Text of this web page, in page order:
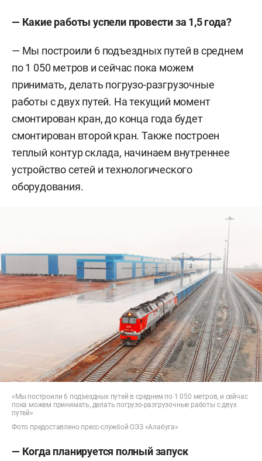
— Какие работы успели провести за 1,5 года?
— Мы построили 6 подъездных путей в среднем
по 1 050 метров и сейчас пока можем
принимать, делать погрузо-разгрузочные
работы с двух путей. На текущий момент
смонтирован кран, до конца года будет
смонтирован второй кран. Также построен
теплый контур склада, начинаем внутреннее
устройство сетей и технологического
оборудования.
«Мы построили 6 подъездных путей в среднем по 1 050 метров, и сейчас
пока можем принимать, делать погрузо-разгрузочные работы с двух
путей»
Фото предоставлено пресс-службой ОЭЗ «Алабуга»
— Когда планируется полный запуск